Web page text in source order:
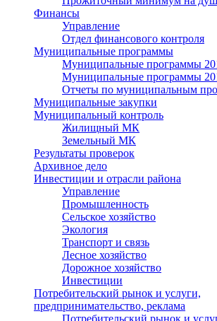
Финансы
Управление
Отдел финансового контроля
Муниципальные программы
Муниципальные программы
Муниципальные программы
Отчеты по муниципальным
Муниципальные закупки
Муниципальный контроль
Жилищный МК
Земельный МК
Результаты проверок
Архивное дело
Инвестиции и отрасли района
Управление
Промышленность
Сельское хозяйство
Экология
Транспорт и связь
Лесное хозяйство
Дорожное хозяйство
Инвестиции
Потребительский рынок и услуги,
предпринимательство, реклама
Потребительский рынок и